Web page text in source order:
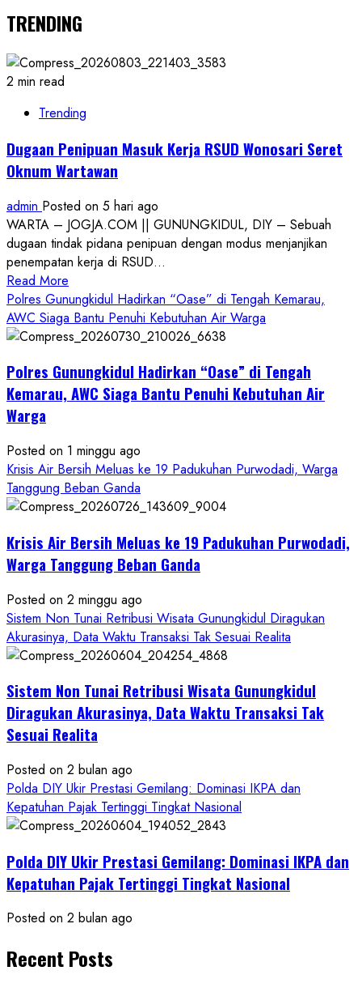
TRENDING
2 min read
Trending
Dugaan Penipuan Masuk Kerja RSUD Wonosari Seret
Oknum Wartawan
admin Posted on 5 hari ago
WARTA – JOGJA.COM || GUNUNGKIDUL, DIY – Sebuah
dugaan tindak pidana penipuan dengan modus menjanjikan
penempatan kerja di RSUD...
Read More
more
about
Dugaan
Masuk
Kerja
Seret
Oknum
Wartawan
Polres Gunungkidul Hadirkan “Oase” di Tengah Kemarau,
AWC Siaga Bantu Penuhi Kebutuhan Air Warga
Polres Gunungkidul Hadirkan “Oase” di Tengah
Kemarau, AWC Siaga Bantu Penuhi Kebutuhan Air
Warga
Posted on 1 minggu ago
Krisis Air Bersih Meluas ke 19 Padukuhan Purwodadi, Warga
Tanggung Beban Ganda
Krisis Air Bersih Meluas ke 19 Padukuhan Purwodadi,
Warga Tanggung Beban Ganda
Posted on 2 minggu ago
Sistem Non Tunai Retribusi Wisata Gunungkidul Diragukan
Akurasinya, Data Waktu Transaksi Tak Sesuai Realita
Sistem Non Tunai Retribusi Wisata Gunungkidul
Diragukan Akurasinya, Data Waktu Transaksi Tak
Sesuai Realita
Posted on 2 bulan ago
Polda DIY Ukir Prestasi Gemilang: Dominasi IKPA dan
Kepatuhan Pajak Tertinggi Tingkat Nasional
Polda DIY Ukir Prestasi Gemilang: Dominasi IKPA dan
Kepatuhan Pajak Tertinggi Tingkat Nasional
Posted on 2 bulan ago
Recent Posts